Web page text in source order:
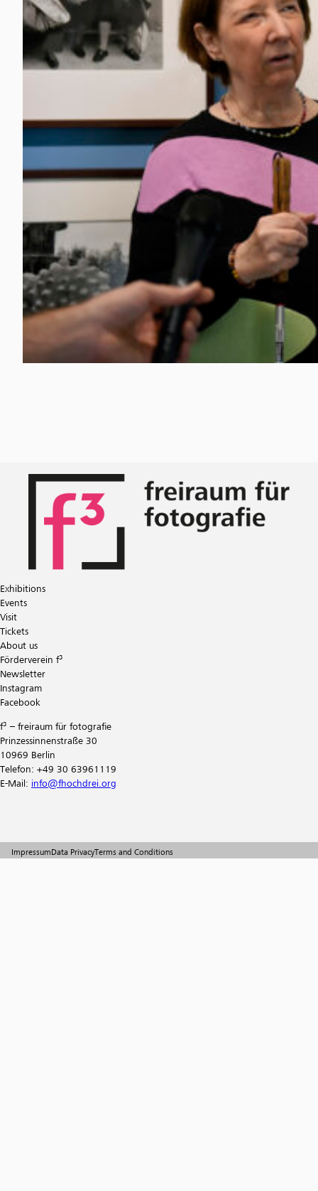
Exhibitions
Events
Visit
Tickets
About us
Förderverein f³
Newsletter
Instagram
Facebook
f³ – freiraum für fotografie
Prinzessinnenstraße 30
10969 Berlin
Telefon: +49 30 63961119
E-Mail: info@fhochdrei.org
ImpressumData PrivacyTerms and Conditions